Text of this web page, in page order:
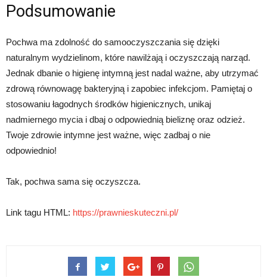
Podsumowanie
Pochwa ma zdolność do samooczyszczania się dzięki
naturalnym wydzielinom, które nawilżają i oczyszczają narząd.
Jednak dbanie o higienę intymną jest nadal ważne, aby utrzymać
zdrową równowagę bakteryjną i zapobiec infekcjom. Pamiętaj o
stosowaniu łagodnych środków higienicznych, unikaj
nadmiernego mycia i dbaj o odpowiednią bieliznę oraz odzież.
Twoje zdrowie intymne jest ważne, więc zadbaj o nie
odpowiednio!
Tak, pochwa sama się oczyszcza.
Link tagu HTML: https://prawnieskuteczni.pl/